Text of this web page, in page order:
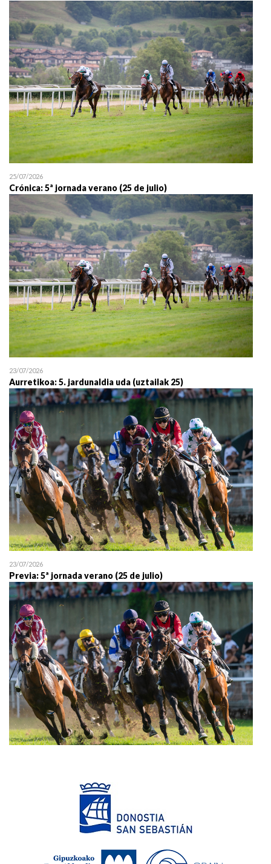
25/07/2026
Crónica: 5ª jornada verano (25 de julio)
23/07/2026
Aurretikoa: 5. jardunaldia uda (uztailak 25)
23/07/2026
Previa: 5ª jornada verano (25 de julio)